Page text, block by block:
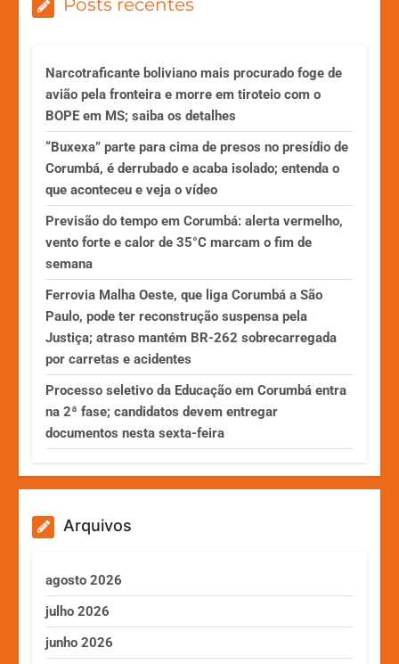
Narcotraficante boliviano mais procurado foge de
avião pela fronteira e morre em tiroteio com o
BOPE em MS; saiba os detalhes
“Buxexa” parte para cima de presos no presídio de
Corumbá, é derrubado e acaba isolado; entenda o
que aconteceu e veja o vídeo
Previsão do tempo em Corumbá: alerta vermelho,
vento forte e calor de 35°C marcam o fim de
semana
Ferrovia Malha Oeste, que liga Corumbá a São
Paulo, pode ter reconstrução suspensa pela
Justiça; atraso mantém BR-262 sobrecarregada
por carretas e acidentes
Processo seletivo da Educação em Corumbá entra
na 2ª fase; candidatos devem entregar
documentos nesta sexta-feira
Arquivos
agosto 2026
julho 2026
junho 2026